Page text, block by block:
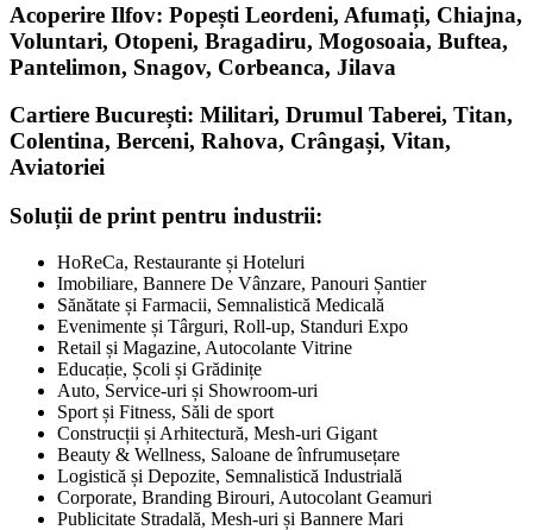
Acoperire Ilfov: Popești Leordeni, Afumați, Chiajna,
Voluntari, Otopeni, Bragadiru, Mogosoaia, Buftea,
Pantelimon, Snagov, Corbeanca, Jilava
Cartiere București: Militari, Drumul Taberei, Titan,
Colentina, Berceni, Rahova, Crângași, Vitan,
Aviatoriei
Soluții de print pentru industrii:
HoReCa, Restaurante și Hoteluri
Imobiliare, Bannere De Vânzare, Panouri Șantier
Sănătate și Farmacii, Semnalistică Medicală
Evenimente și Târguri, Roll-up, Standuri Expo
Retail și Magazine, Autocolante Vitrine
Educație, Școli și Grădinițe
Auto, Service-uri și Showroom-uri
Sport și Fitness, Săli de sport
Construcții și Arhitectură, Mesh-uri Gigant
Beauty & Wellness, Saloane de înfrumusețare
Logistică și Depozite, Semnalistică Industrială
Corporate, Branding Birouri, Autocolant Geamuri
Publicitate Stradală, Mesh-uri și Bannere Mari